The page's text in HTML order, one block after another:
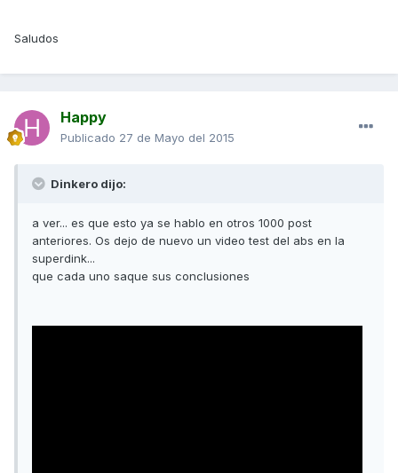
Saludos
Happy
Publicado 27 de Mayo del 2015
Dinkero dijo:
a ver... es que esto ya se hablo en otros 1000 post
anteriores. Os dejo de nuevo un video test del abs en la
superdink...
que cada uno saque sus conclusiones